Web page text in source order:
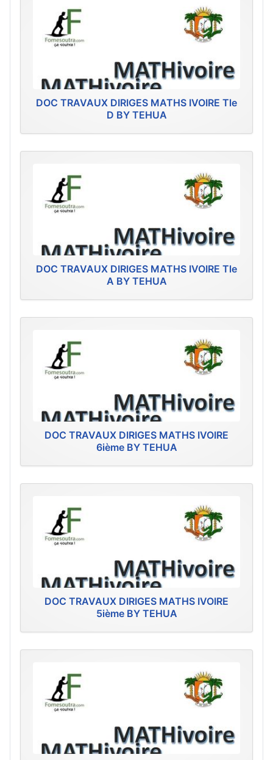
DOC TRAVAUX DIRIGES MATHS IVOIRE Tle
D BY TEHUA
DOC TRAVAUX DIRIGES MATHS IVOIRE Tle
A BY TEHUA
DOC TRAVAUX DIRIGES MATHS IVOIRE
6ième BY TEHUA
DOC TRAVAUX DIRIGES MATHS IVOIRE
5ième BY TEHUA